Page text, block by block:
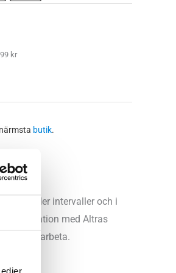
kr
butik.
under intervaller och i
kombination med Altras
att arbeta.